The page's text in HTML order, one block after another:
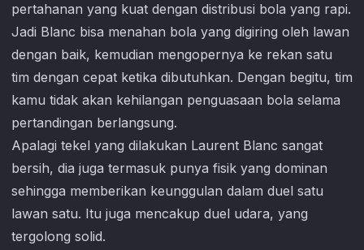
pertahanan yang kuat dengan distribusi bola yang rapi.
Jadi Blanc bisa menahan bola yang digiring oleh lawan
dengan baik, kemudian mengopernya ke rekan satu
tim dengan cepat ketika dibutuhkan. Dengan begitu, tim
kamu tidak akan kehilangan penguasaan bola selama
pertandingan berlangsung.
Apalagi tekel yang dilakukan Laurent Blanc sangat
bersih, dia juga termasuk punya fisik yang dominan
sehingga memberikan keunggulan dalam duel satu
lawan satu. Itu juga mencakup duel udara, yang
tergolong solid.